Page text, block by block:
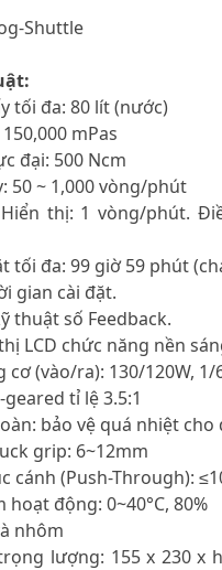
Shuttle
tối đa: 80 lít (nước)
mPas
đại: 500 Ncm
50 ~ 1,000 vòng/phút
thị: 1 vòng/phút.
tối đa: 99 giờ 59 phút
gian cài đặt.
thuật số Feedback.
LCD chức năng nền
cơ (vào/ra): 130/120W, 1/
tỉ lệ 3.5:1
bảo vệ quá nhiệt cho
grip: 6~12mm
cánh (Push-Through):
động: 0~40°C, 80%
nhôm
lượng: 155 x 230 x